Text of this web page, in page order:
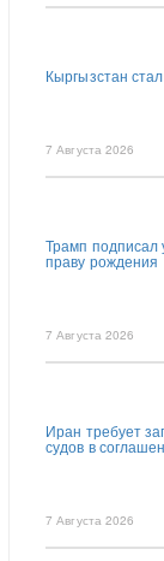
Кыргызстан
7 Августа 2026
Трамп подписал
праву рождения
7 Августа 2026
Иран требует
судов в
7 Августа 2026